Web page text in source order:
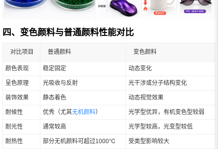
四、变色颜料与普通颜料性能对比
对比项目 普通颜料 变色颜料
颜色表现 稳定固定 动态变化
呈色原理 光吸收与反射 光干涉或分子结构变化
装饰效果 静态着色 动态视觉效果
耐候性 优秀（尤其无机颜料） 光学型优异，有机变色型较弱
耐光性 通常较高 光学型较高，光变型较低
耐热性 部分无机颜料可超过1000℃ 受类型影响较大